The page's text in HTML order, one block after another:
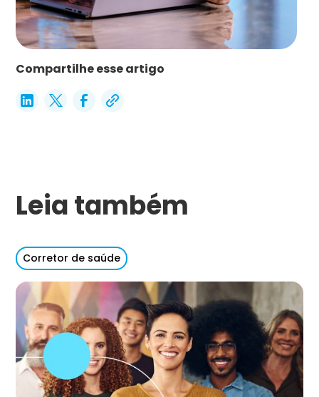
Compartilhe esse artigo
Leia também
Corretor de saúde